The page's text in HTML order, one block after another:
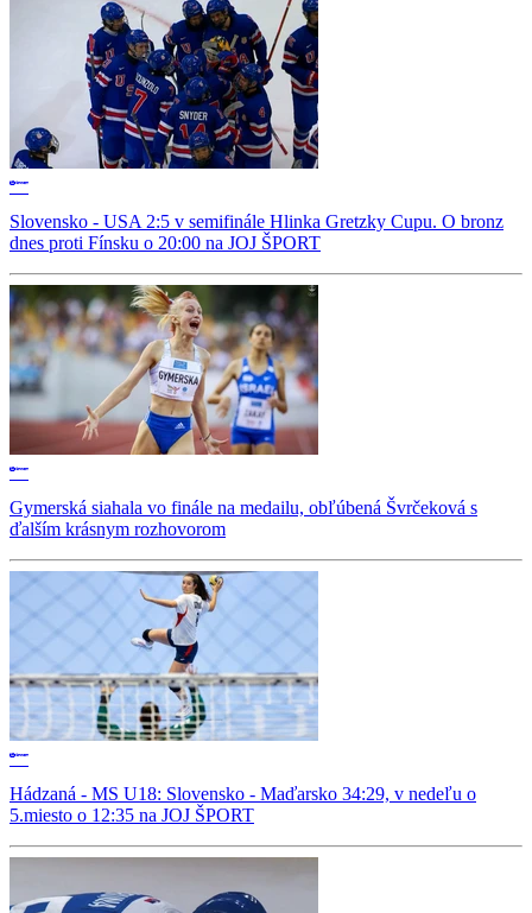
Slovensko - USA 2:5 v semifinále Hlinka Gretzky Cupu. O bronz
dnes proti Fínsku o 20:00 na JOJ ŠPORT
Gymerská siahala vo finále na medailu, obľúbená Švrčeková s
ďalším krásnym rozhovorom
Hádzaná - MS U18: Slovensko - Maďarsko 34:29, v nedeľu o
5.miesto o 12:35 na JOJ ŠPORT